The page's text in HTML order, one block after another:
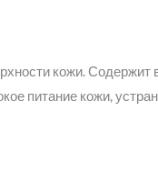
кожи. Содержит
питание кожи,